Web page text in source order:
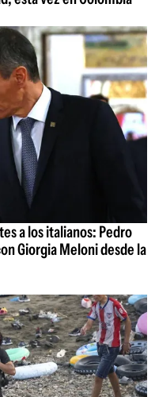
a los italianos: Pedro
Giorgia Meloni desde la